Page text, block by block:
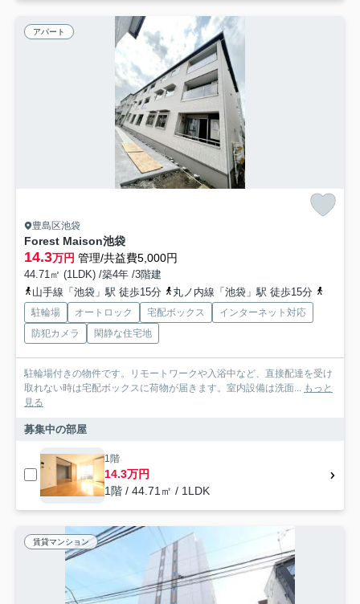
アパート
豊島区池袋
Forest Maison池袋
14.3万円 管理/共益費5,000円
44.71㎡ (1LDK) /築4年 /3階建
山手線「池袋」駅 徒歩15分
丸ノ内線「池袋」駅 徒歩15分
駐輪場 オートロック 宅配ボックス
インターネット対応
防犯カメラ
閑静な住宅地
駐輪場付きの物件です。リモートワークや入浴中など、直接配達を受け
取れない時は宅配ボックスに荷物が届きます。室内設備は洗面...
もっと
見る
募集中の部屋
1階
14.3万円
1階 / 44.71㎡ / 1LDK
賃貸マンション